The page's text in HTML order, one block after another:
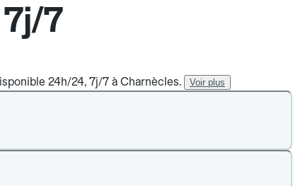
7
24h/24, 7j/7 à Charnècles. Voir plus